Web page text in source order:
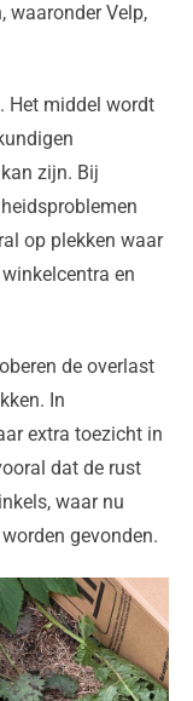
waaronder Velp,
Het middel wordt
zijn. Bij
op plekken waar
en
de overlast
In
extra toezicht in
dat de rust
waar nu
gevonden.